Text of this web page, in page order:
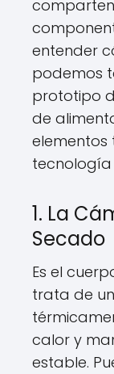
entender
podemos
prototipo
de
elementos
1. La
Secado
Es el
trata de
calor y
estable.